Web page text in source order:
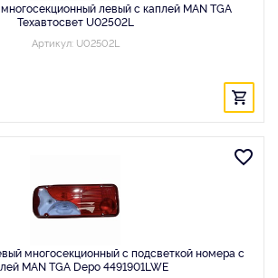
левый с каплей MAN TGA
Техавтосвет U02502L
Артикул: U02502L
многосекционный с подсветкой номера с
MAN TGA Depo 4491901LWE